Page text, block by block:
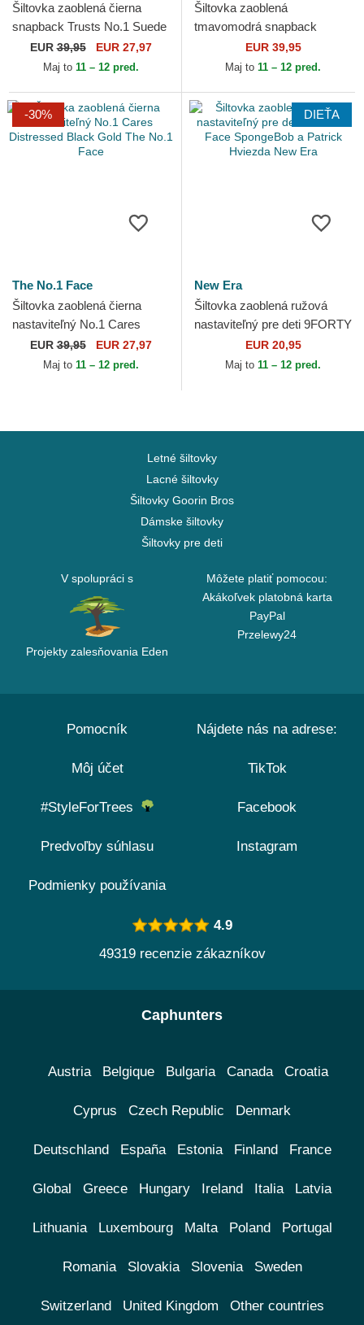
Šiltovka zaoblená čierna
snapback Trusts No.1 Suede
Black Gold The No.1 Face
EUR39,95 EUR 27,97
Maj to 11 – 12 pred.
Šiltovka zaoblená
tmavomodrá snapback
Trusts No.1 Suede Navy
White The No.1 Face
EUR 39,95
Maj to 11 – 12 pred.
-30%
The No.1 Face
Šiltovka zaoblená čierna
nastaviteľný No.1 Cares
Distressed Black Gold The
No.1 Face
EUR39,95 EUR 27,97
Maj to 11 – 12 pred.
DIEŤA
New Era
Šiltovka zaoblená ružová
nastaviteľný pre deti 9FORTY
Face SpongeBob a Patrick
Hviezda New Era
EUR 20,95
Maj to 11 – 12 pred.
Letné šiltovky
Lacné šiltovky
Šiltovky Goorin Bros
Dámske šiltovky
Šiltovky pre deti
V spolupráci s
Projekty zalesňovania Eden
Môžete platiť pomocou:
Akákoľvek platobná karta
PayPal
Przelewy24
Pomocník
Môj účet
#StyleForTrees
Predvoľby súhlasu
Podmienky používania
Nájdete nás na adrese:
TikTok
Facebook
Instagram
4.9
49319 recenzie zákazníkov
Caphunters
Austria Belgique Bulgaria Canada Croatia
Cyprus Czech Republic Denmark
Deutschland España Estonia Finland France
Global Greece Hungary Ireland Italia Latvia
Lithuania Luxembourg Malta Poland Portugal
Romania Slovakia Slovenia Sweden
Switzerland United Kingdom Other countries